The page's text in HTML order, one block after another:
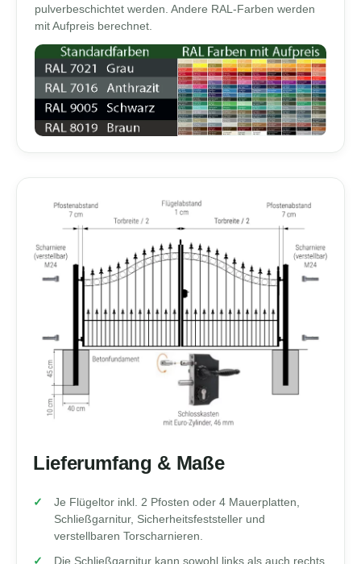
pulverbeschichtet werden. Andere RAL-Farben werden
mit Aufpreis berechnet.
Lieferumfang & Maße
Je Flügeltor inkl. 2 Pfosten oder 4 Mauerplatten,
Schließgarnitur, Sicherheitsfeststeller und
verstellbaren Torscharnieren.
Die Schließgarnitur kann sowohl links als auch rechts